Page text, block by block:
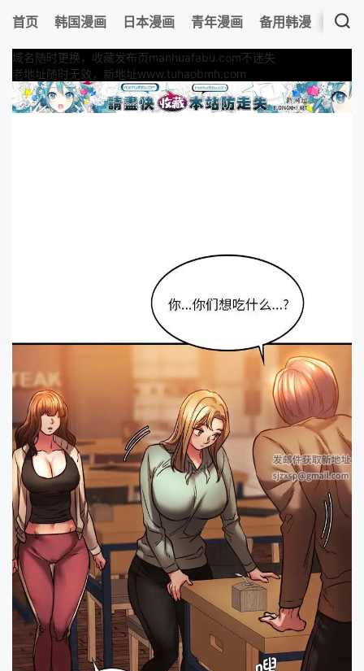
首页 韩国漫画 日本漫画 青年漫画 备用韩漫 最新
域名随时更换，收藏发布页manhuafabu.com不迷失
老地址随时无效，新地址www.tuhaobmh.com